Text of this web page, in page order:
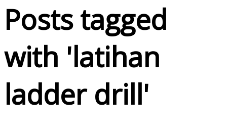
Posts tagged
with 'latihan
ladder drill'